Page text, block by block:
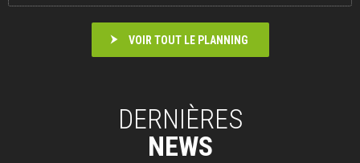
VOIR TOUT LE PLANNING
DERNIÈRES
NEWS